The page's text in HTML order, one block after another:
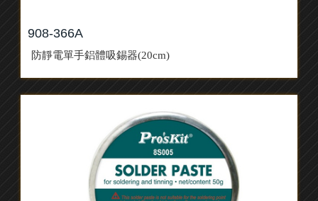
908-366A
防靜電單手鋁體吸錫器(20cm)